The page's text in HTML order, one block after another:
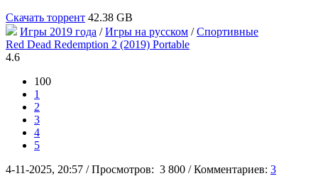
Скачать торрент 42.38 GB
Игры 2019 года /Игры на русском /Спортивные
Red Dead Redemption 2 (2019) Portable
4.6
100
1
2
3
4
5
4-11-2025, 20:57 / Просмотров: 3 800 / Комментариев: 3